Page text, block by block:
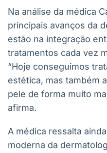
Na análise da médica
principais avanços da
estão na integração
tratamentos cada vez
“Hoje conseguimos
estética, mas também
pele de forma muito
afirma.
A médica ressalta
moderna da